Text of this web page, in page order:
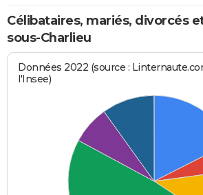
Célibataires, mariés, divorcés
sous-Charlieu
Données 2022 (source :
l'Insee)